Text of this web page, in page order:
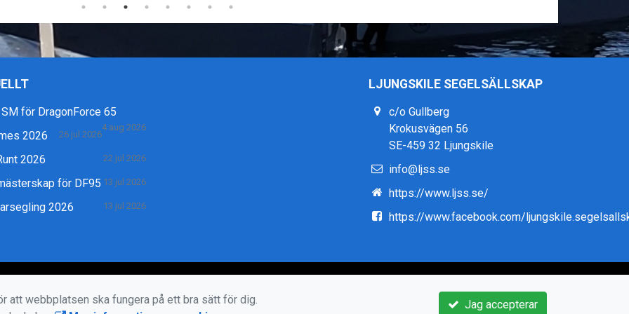
för DragonForce 65
4 aug 2026
2026 26 jul 2026
2026 22 jul 2026
för DF95 13 jul 2026
2026 13 jul 2026
LJUNGSKILE SEGELSÄLLSKAP
c/o Gullberg
Krokusvägen 56
SE-459 32 Ljungskile
info@ljss.se
https://www.ljss.se/
https://www.facebook.com/
Jag accepterar
att webbplatsen ska fungera på ett bra sätt för dig.